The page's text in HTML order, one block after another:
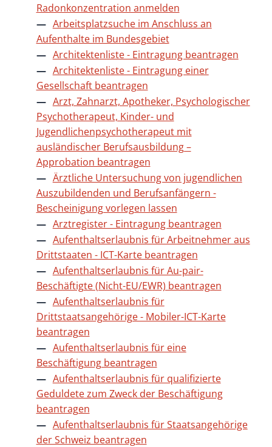
Radonkonzentration anmelden
Arbeitsplatzsuche im Anschluss an
Aufenthalte im Bundesgebiet
Architektenliste - Eintragung beantragen
Architektenliste - Eintragung einer
Gesellschaft beantragen
Arzt, Zahnarzt, Apotheker, Psychologischer
Psychotherapeut, Kinder- und
Jugendlichenpsychotherapeut mit
ausländischer Berufsausbildung –
Approbation beantragen
Ärztliche Untersuchung von jugendlichen
Auszubildenden und Berufsanfängern -
Bescheinigung vorlegen lassen
Arztregister - Eintragung beantragen
Aufenthaltserlaubnis für Arbeitnehmer aus
Drittstaaten - ICT-Karte beantragen
Aufenthaltserlaubnis für Au-pair-
Beschäftigte (Nicht-EU/EWR) beantragen
Aufenthaltserlaubnis für
Drittstaatsangehörige - Mobiler-ICT-Karte
beantragen
Aufenthaltserlaubnis für eine
Beschäftigung beantragen
Aufenthaltserlaubnis für qualifizierte
Geduldete zum Zweck der Beschäftigung
beantragen
Aufenthaltserlaubnis für Staatsangehörige
der Schweiz beantragen